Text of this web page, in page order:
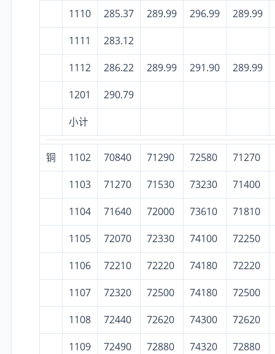
1110
285.37 289.99 296.99
289.99
1111
283.12
1112
286.22 289.99 291.90
289.99
1201
290.79
小计
铜 1102 70840 71290 72580
71270
1103
71270 71530 73230
71400
1104
71640 72000 73610
71810
1105
72070 72330 74100
72250
1106
72210 72220 74180
72220
1107
72320 72500 74180
72500
1108
72440 72620 74300
72620
1109
72490 72880 74320
72880